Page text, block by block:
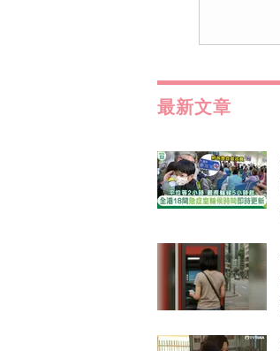
最新文章